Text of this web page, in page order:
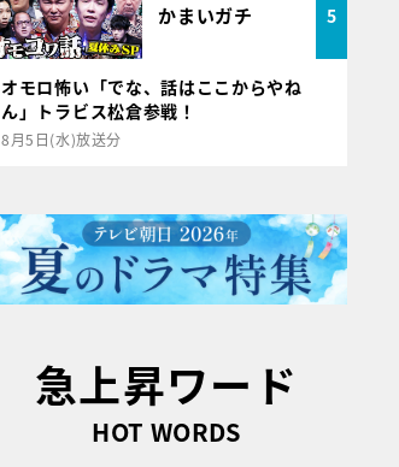
かまいガチ 5
オモロ怖い「でな、話はここからやね
ん」トラビス松倉参戦！
8月5日(水)放送分
急上昇ワード
HOT WORDS